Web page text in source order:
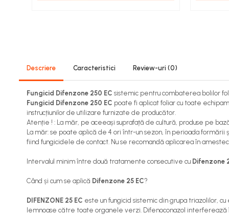
Viță de vie
Floarea soarelui
Rapiță
Cartofi
Viță de vie
Soia, Mazăre, Fasole
Legume
Porumb
Descriere Caracteristici Review-uri (0)
Fungicid Difenzone 250 EC sistemic pentru combaterea bolilor
Fungicid Difenzone 250 EC poate fi aplicat foliar cu toate
instrucțiunilor de utilizare furnizate de producător.
Atenție ! : La măr, pe aceeași suprafață de cultură, produse pe
La măr: se poate aplică de 4 ori într-un sezon, în perioada
fiind fungicidele de contact. Nu se recomandă aplicarea în
Intervalul minim între două tratamente consecutive cu Difenzone
Când și cum se aplică Difenzone 25 EC?
DIFENZONE 25 EC este un fungicid sistemic din grupa triazolilor,
lemnoase către toate organele verzi. Difenoconazol